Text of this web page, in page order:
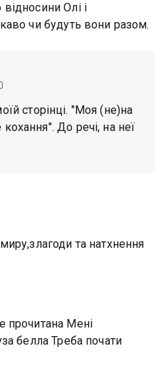
Олі і
чи будуть вони разом.
сторінці. "Моя (не)на
До речі, на неї
та натхнення
прочитана Мені
белла Треба почати